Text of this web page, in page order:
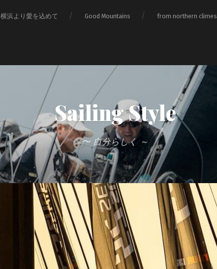
横浜より愛を込めて Good Mountains from northern climes
Sailing Style
〜 自分らしく ～